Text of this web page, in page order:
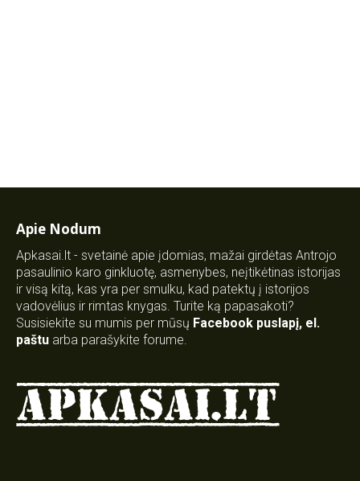
Apie Nodum
Apkasai.lt - svetainė apie įdomias, mažai girdėtas Antrojo
pasaulinio karo ginkluotę, asmenybes, neįtikėtinas istorijas
ir visą kitą, kas yra per smulku, kad patektų į istorijos
vadovėlius ir rimtas knygas. Turite ką papasakoti?
Susisiekite su mumis per mūsų Facebook puslapį, el.
paštu arba parašykite forume.